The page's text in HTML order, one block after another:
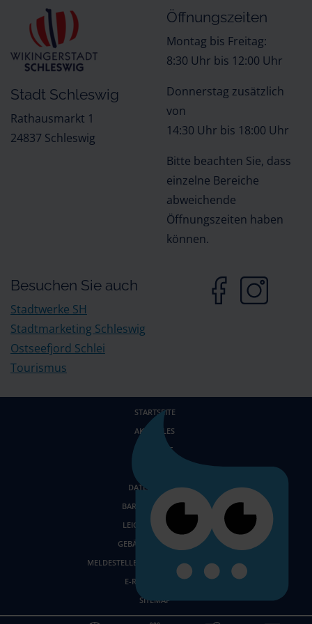
Stadt Schleswig
Rathausmarkt 1
24837 Schleswig
Öffnungszeiten
Montag bis Freitag:
8:30 Uhr bis 12:00 Uhr
Donnerstag zusätzlich
von
14:30 Uhr bis 18:00 Uhr
Bitte beachten Sie, dass
einzelne Bereiche
abweichende
Öffnungszeiten haben
können.
Besuchen Sie auch
Stadtwerke SH
Stadtmarketing Schleswig
Ostseefjord Schlei
Tourismus
STARTSEITE
AKTUELLES
KONTAKT
DATENSCHUTZ
BARRIEREFREIHEIT
LEICHTE SPRACHE
GEBÄRDENSPRACHE
MELDESTELLE FÜR HINWEISGEBENDE
E-RECHNUNGEN
SITEMAP